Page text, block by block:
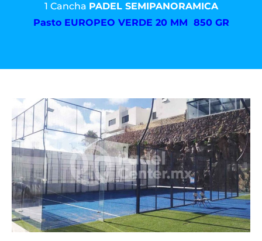
1 Cancha PADEL SEMIPANORAMICA
Pasto EUROPEO VERDE 20 MM 850 GR